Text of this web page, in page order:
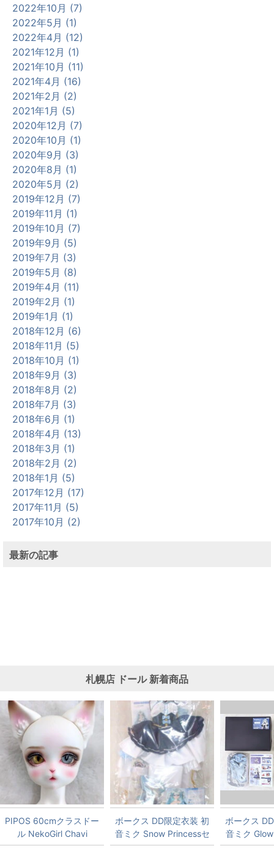
2022年10月 (7)
2022年5月 (1)
2022年4月 (12)
2021年12月 (1)
2021年10月 (11)
2021年4月 (16)
2021年2月 (2)
2021年1月 (5)
2020年12月 (7)
2020年10月 (1)
2020年9月 (3)
2020年8月 (1)
2020年5月 (2)
2019年12月 (7)
2019年11月 (1)
2019年10月 (7)
2019年9月 (5)
2019年7月 (3)
2019年5月 (8)
2019年4月 (11)
2019年2月 (1)
2019年1月 (1)
2018年12月 (6)
2018年11月 (5)
2018年10月 (1)
2018年9月 (3)
2018年8月 (2)
2018年7月 (3)
2018年6月 (1)
2018年4月 (13)
2018年3月 (1)
2018年2月 (2)
2018年1月 (5)
2017年12月 (17)
2017年11月 (5)
2017年10月 (2)
最新の記事
札幌店 ドール新着商品
PIPOS 60cmクラスドー
ル NekoGirl Chavi
ボークス DD限定衣装 初
音ミク Snow Princessセ
ット サイズ:DDS・
ボークス
音ミク
ット サ